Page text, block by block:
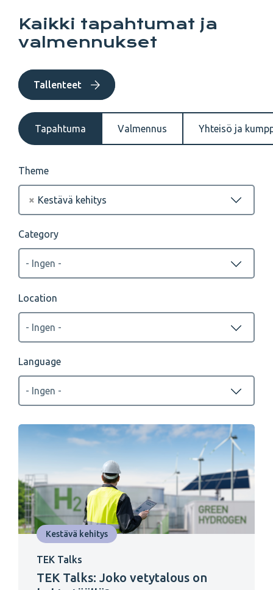
Kaikki tapahtumat ja
valmennukset
Tallenteet
Tapahtuma Valmennus Yhteisö ja
Theme
× Kestävä kehitys
Category
Location
Language
Kestävä kehitys
TEK Talks
TEK Talks: Joko vetytalous on